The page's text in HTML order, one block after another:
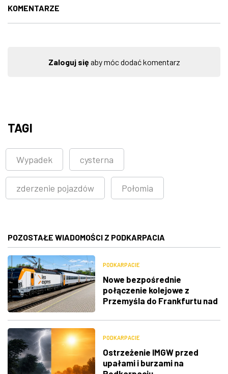
KOMENTARZE
Zaloguj sięaby móc dodać komentarz
TAGI
Wypadek cysterna
zderzenie pojazdów Połomia
POZOSTAŁE WIADOMOŚCI Z PODKARPACIA
PODKARPACIE
Nowe bezpośrednie
połączenie kolejowe z
Przemyśla do Frankfurtu nad
PODKARPACIE
Ostrzeżenie IMGW przed
upałami i burzami na